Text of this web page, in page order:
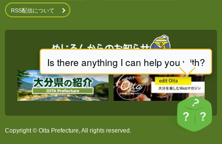
RSS配信について
Copyright © Oita Prefecture, All rights reserved.